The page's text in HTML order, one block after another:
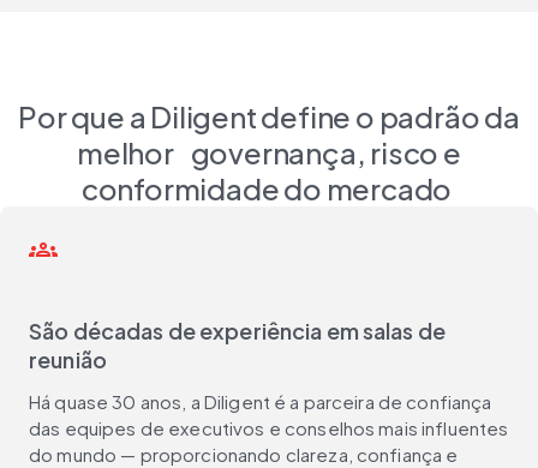
Por que a Diligent define o padrão da
melhor governança, risco e
conformidade do mercado
groups
São décadas de experiência em salas de
reunião
Há quase 30 anos, a Diligent é a parceira de confiança
das equipes de executivos e conselhos mais influentes
do mundo — proporcionando clareza, confiança e